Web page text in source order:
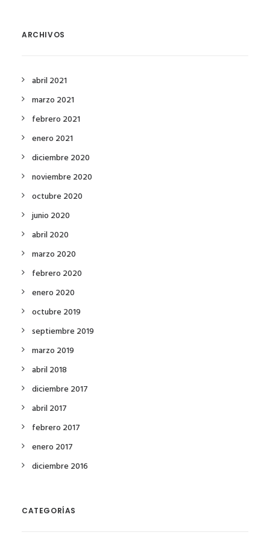
ARCHIVOS
abril 2021
marzo 2021
febrero 2021
enero 2021
diciembre 2020
noviembre 2020
octubre 2020
junio 2020
abril 2020
marzo 2020
febrero 2020
enero 2020
octubre 2019
septiembre 2019
marzo 2019
abril 2018
diciembre 2017
abril 2017
febrero 2017
enero 2017
diciembre 2016
CATEGORÍAS